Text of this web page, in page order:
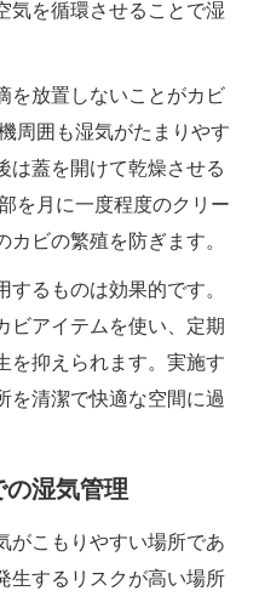
気を循環させることで湿
を放置しないことがカビ
周囲も湿気がたまりやす
は蓋を開けて乾燥させる
を月に一度程度のクリー
ビの繁殖を防ぎます。
るものは効果的です。
ビアイテムを使い、定期
を抑えられます。実施す
を清潔で快適な空間に過
湿気管理
がこもりやすい場所であ
生するリスクが高い場所